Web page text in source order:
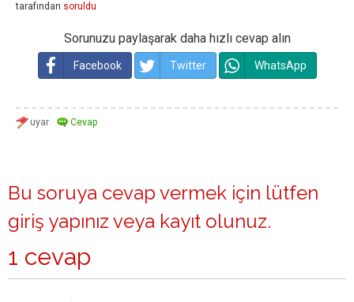
tarafından soruldu
Sorunuzu paylaşarak daha hızlı cevap alın
Facebook Twitter WhatsApp
Bu soruya cevap vermek için lütfen
giriş yapınız veya kayıt olunuz.
1 cevap